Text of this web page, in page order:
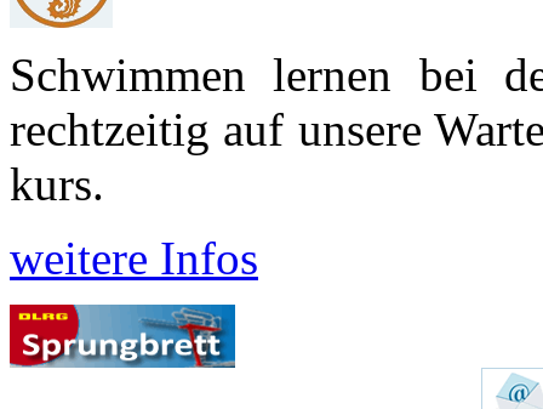
Schwimmen lernen bei
recht­zeitig auf unsere
kurs.
weitere Infos